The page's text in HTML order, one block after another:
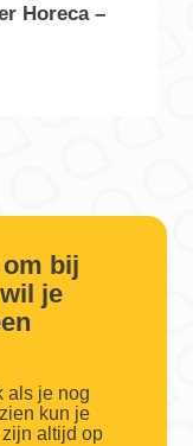
Horeca –
bij
je
als je nog
kun je
altijd op